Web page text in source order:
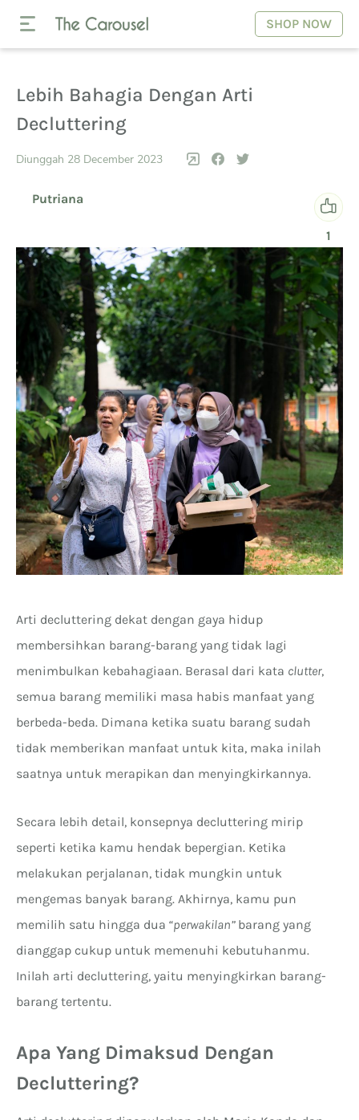
SHOP NOW
Lebih Bahagia Dengan Arti
Decluttering
Diunggah 28 December 2023
Putriana
1
Arti decluttering dekat dengan gaya hidup
membersihkan barang-barang yang tidak lagi
menimbulkan kebahagiaan. Berasal dari kata clutter,
semua barang memiliki masa habis manfaat yang
berbeda-beda. Dimana ketika suatu barang sudah
tidak memberikan manfaat untuk kita, maka inilah
saatnya untuk merapikan dan menyingkirkannya.
Secara lebih detail, konsepnya decluttering mirip
seperti ketika kamu hendak bepergian. Ketika
melakukan perjalanan, tidak mungkin untuk
mengemas banyak barang. Akhirnya, kamu pun
memilih satu hingga dua “perwakilan” barang yang
dianggap cukup untuk memenuhi kebutuhanmu.
Inilah arti decluttering, yaitu menyingkirkan barang-
barang tertentu.
Apa Yang Dimaksud Dengan
Decluttering?